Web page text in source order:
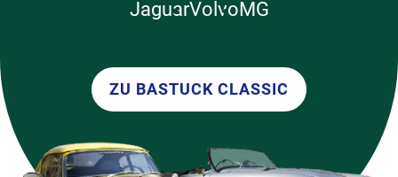
JaguarVolvoMG
ZU BASTUCK CLASSIC